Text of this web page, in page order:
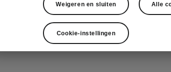
• Elektronisch kinderslot
• Ledachterlichten met geanimeerde
Weigeren en sluiten Alle
Cookie-instellingen